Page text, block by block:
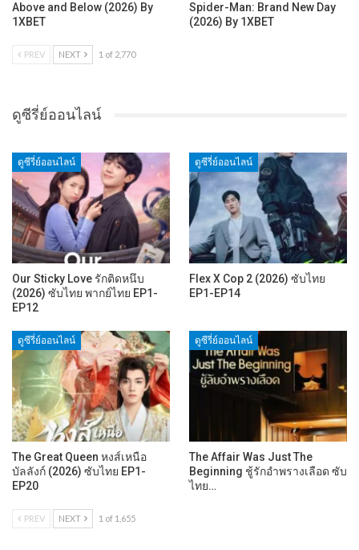
Above and Below (2026) By
1XBET
Spider-Man: Brand New Day
(2026) By 1XBET
PREV NEXT 1 of 2,770
ดูซีรี่ย์ออนไลน์
ดูซีรี่ย์ออนไลน์
Our Sticky Love รักติดหนึบ
(2026) ซับไทย พากย์ไทย EP1-
EP12
ดูซีรี่ย์ออนไลน์
Flex X Cop 2 (2026) ซับไทย
EP1-EP14
ดูซีรี่ย์ออนไลน์
The Great Queen หงส์เหนือ
บัลลังก์ (2026) ซับไทย EP1-
EP20
ดูซีรี่ย์ออนไลน์
The Affair Was Just The
Beginning ชู้รักอำพรางเลือด ซับ
ไทย…
PREV NEXT 1 of 1,655